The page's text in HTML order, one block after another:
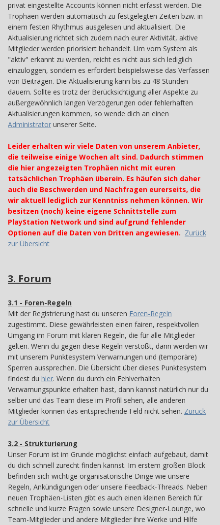
privat eingestellte Accounts können nicht erfasst werden. Die
Trophäen werden automatisch zu festgelegten Zeiten bzw. in
einem festen Rhythmus ausgelesen und aktualisiert. Die
Aktualisierung richtet sich zudem nach eurer Aktivität, aktive
Mitglieder werden priorisiert behandelt. Um vom System als
"aktiv" erkannt zu werden, reicht es nicht aus sich lediglich
einzuloggen, sondern es erfordert beispielsweise das Verfassen
von Beiträgen. Die Aktualisierung kann bis zu 48 Stunden
dauern. Sollte es trotz der Berücksichtigung aller Aspekte zu
außergewöhnlich langen Verzögerungen oder fehlerhaften
Aktualisierungen kommen, so wende dich an einen
Administrator unserer Seite.
Leider erhalten wir viele Daten von unserem Anbieter,
die teilweise einige Wochen alt sind. Dadurch stimmen
die hier angezeigten Trophäen nicht mit euren
tatsächlichen Trophäen überein. Es häufen sich daher
auch die Beschwerden und Nachfragen eurerseits, die
wir aktuell lediglich zur Kenntniss nehmen können. Wir
besitzen (noch) keine eigene Schnittstelle zum
PlayStation Network und sind aufgrund fehlender
Optionen auf die Daten von Dritten angewiesen. Zurück
zur Übersicht
3. Forum
3.1 - Foren-Regeln
Mit der Registrierung hast du unseren Foren-Regeln
zugestimmt. Diese gewährleisten einen fairen, respektvollen
Umgang im Forum mit klaren Regeln, die für alle Mitglieder
gelten. Wenn du gegen diese Regeln verstößt, dann werden wir
mit unserem Punktesystem Verwarnungen und (temporäre)
Sperren aussprechen. Die Übersicht über dieses Punktesystem
findest du hier. Wenn du durch ein Fehlverhalten
Verwarnungspunkte erhalten hast, dann kannst natürlich nur du
selber und das Team diese im Profil sehen, alle anderen
Mitglieder können das entsprechende Feld nicht sehen. Zurück
zur Übersicht
3.2 - Strukturierung
Unser Forum ist im Grunde möglichst einfach aufgebaut, damit
du dich schnell zurecht finden kannst. Im erstem großen Block
befinden sich wichtige organisatorische Dinge wie unsere
Regeln, Ankündigungen oder unsere Feedback-Threads. Neben
neuen Trophäen-Listen gibt es auch einen kleinen Bereich für
schnelle und kurze Fragen sowie unsere Designer-Lounge, wo
Team-Mitglieder und andere Mitglieder ihre Werke und Hilfe